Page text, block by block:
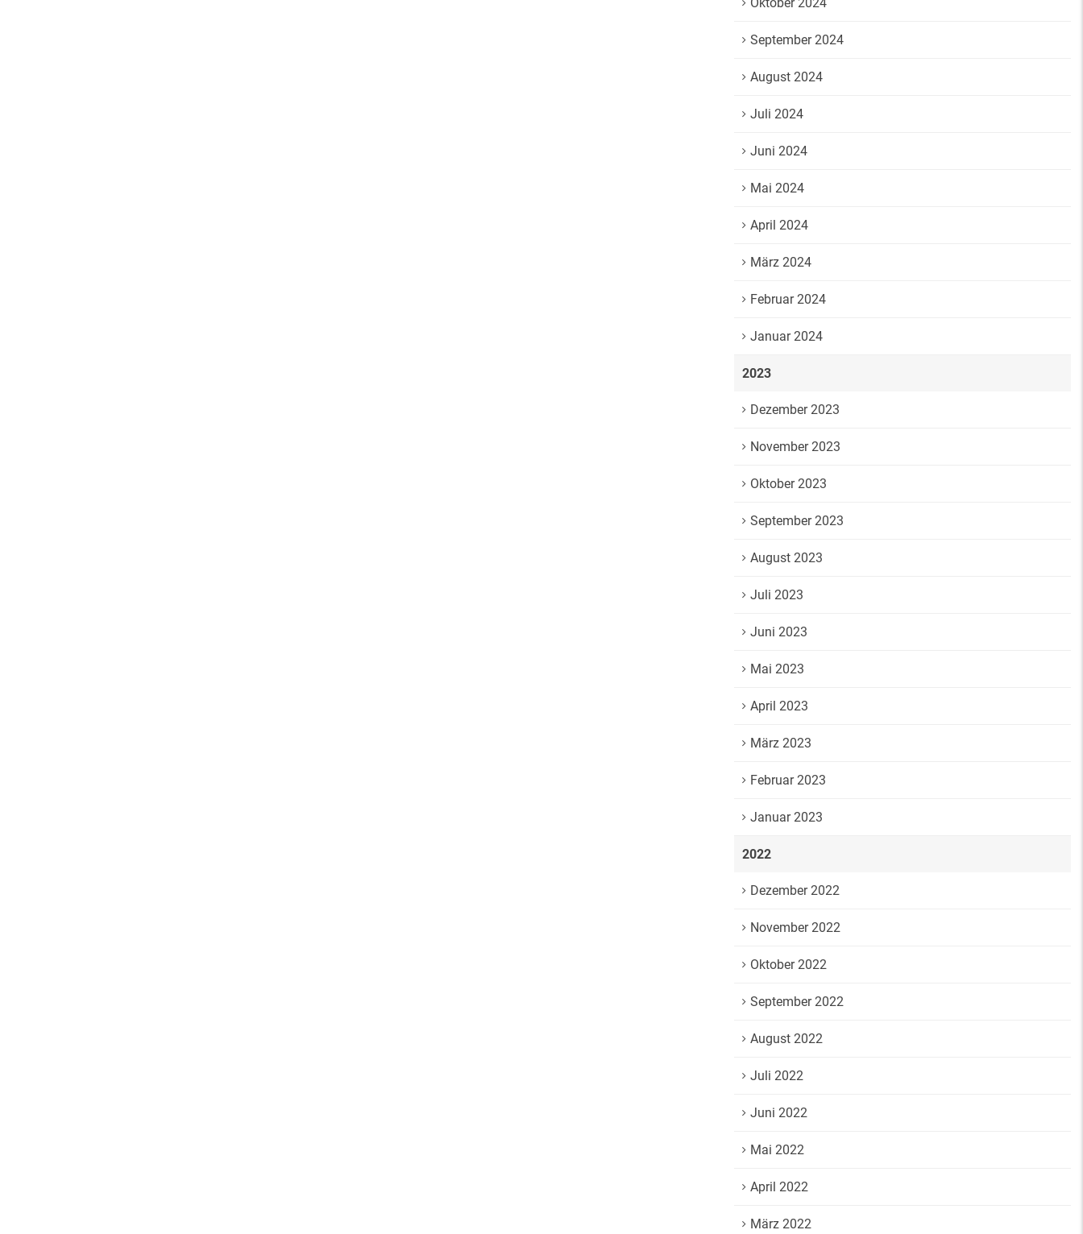
September 2024
August 2024
Juli 2024
Juni 2024
Mai 2024
April 2024
März 2024
Februar 2024
Januar 2024
2023
Dezember 2023
November 2023
Oktober 2023
September 2023
August 2023
Juli 2023
Juni 2023
Mai 2023
April 2023
März 2023
Februar 2023
Januar 2023
2022
Dezember 2022
November 2022
Oktober 2022
September 2022
August 2022
Juli 2022
Juni 2022
Mai 2022
April 2022
März 2022